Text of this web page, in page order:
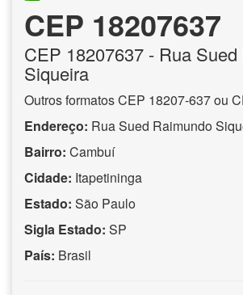
CEP 18207637
CEP 18207637 - Rua
Siqueira
Outros formatos CEP 18207-637 ou
Endereço: Rua Sued Raimundo
Bairro: Cambuí
Cidade: Itapetininga
Estado: São Paulo
Sigla Estado: SP
País: Brasil